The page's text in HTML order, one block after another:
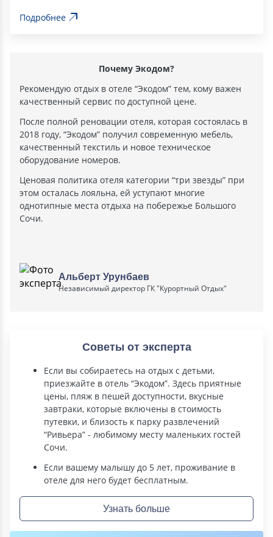
Подробнее
Почему Экодом?
Рекомендую отдых в отеле “Экодом” тем, кому важен
качественный сервис по доступной цене.
После полной реновации отеля, которая состоялась в
2018 году, “Экодом” получил современную мебель,
качественный текстиль и новое техническое
оборудование номеров.
Ценовая политика отеля категории “три звезды” при
этом осталась лояльна, ей уступают многие
однотипные места отдыха на побережье Большого
Сочи.
Альберт Урунбаев
Независимый директор ГК "Курортный Отдых"
Советы от эксперта
Если вы собираетесь на отдых с детьми,
приезжайте в отель “Экодом”. Здесь приятные
цены, пляж в пешей доступности, вкусные
завтраки, которые включены в стоимость
путевки, и близость к парку развлечений
“Ривьера” - любимому месту маленьких гостей
Сочи.
Если вашему малышу до 5 лет, проживание в
отеле для него будет бесплатным.
Узнать больше